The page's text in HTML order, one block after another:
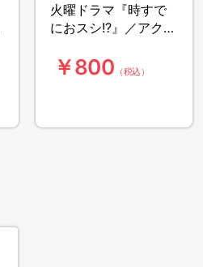
火曜ドラマ『時すで
におスシ!?』／アクリ
￥800 （税込）